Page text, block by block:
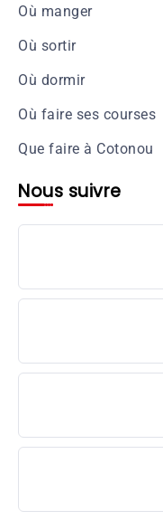
Où manger
Où sortir
Où dormir
Où faire ses courses
Que faire à Cotonou
Nous suivre